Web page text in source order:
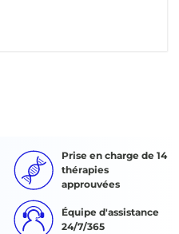
Prise en charge de 14
thérapies
approuvées
Équipe d'assistance
24/7/365